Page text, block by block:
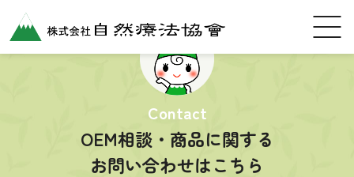
Contact
OEM相談・商品に関する
お問い合わせはこちら